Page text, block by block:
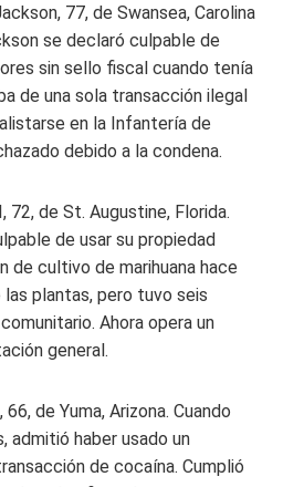
77, de Swansea, Carolina
se declaró culpable de
sin sello fiscal cuando tenía
de una sola transacción ilegal
en la Infantería de
debido a la condena.
72, de St. Augustine, Florida.
de usar su propiedad
de cultivo de marihuana hace
plantas, pero tuvo seis
Ahora opera un
general.
de Yuma, Arizona. Cuando
admitió haber usado un
de cocaína. Cumplió